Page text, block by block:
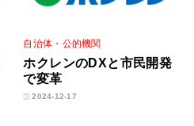
自治体・公的機関
ホクレンのDXと市民開発
で変革
2024-12-17